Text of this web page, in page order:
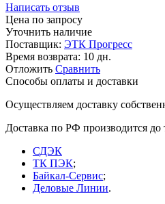
Написать отзыв
Цена по запросу
Уточнить наличие
Поставщик: ЭТК Прогресс
Время возврата: 10 дн.
Отложить Сравнить
Способы оплаты и доставки
Осуществляем доставку
Доставка по РФ производится
СДЭК
ТК ПЭК;
Байкал-Сервис;
Деловые Линии.